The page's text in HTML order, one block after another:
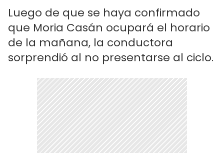
Luego de que se haya confirmado
que Moria Casán ocupará el horario
de la mañana, la conductora
sorprendió al no presentarse al ciclo.